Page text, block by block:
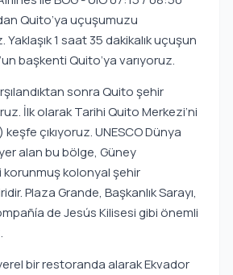
Quito’ya uçuşumuzu
1 saat 35 dakikalık uçuşun
başkenti Quito’ya varıyoruz.
sonra Quito şehir
İlk olarak Tarihi Quito Merkezi’ni
çıkıyoruz. UNESCO Dünya
alan bu bölge, Güney
korunmuş kolonyal şehir
Plaza Grande, Başkanlık Sarayı,
de Jesús Kilisesi gibi önemli
bir restoranda alarak Ekvador